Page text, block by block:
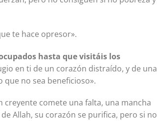
te hace opresor».
hasta que visitáis los
no sea beneficioso».
Allah, su corazón se purifica, pero si no